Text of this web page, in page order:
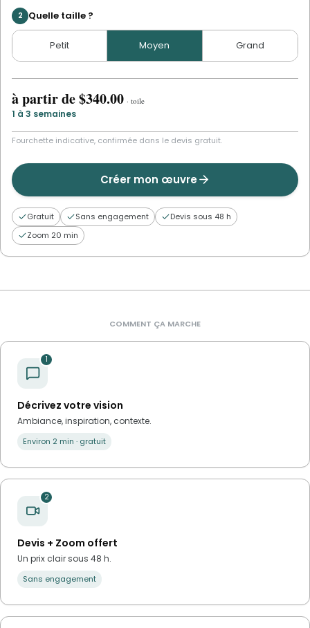
2 Quelle taille ?
Petit Moyen Grand
à partir de$340.00 · toile
1 à 3 semaines
Fourchette indicative, confirmée dans le devis gratuit.
Créer mon œuvre
Gratuit Sans engagement
Devis sous 48 h
Zoom 20 min
COMMENT ÇA MARCHE
1
Décrivez votre vision
Ambiance, inspiration, contexte.
Environ 2 min · gratuit
2
Devis + Zoom offert
Un prix clair sous 48 h.
Sans engagement